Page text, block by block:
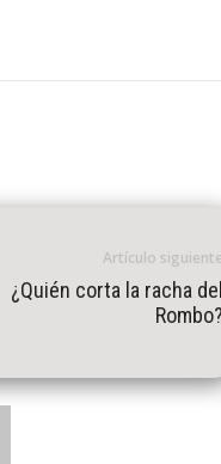
Artículo
¿Quién corta la racha